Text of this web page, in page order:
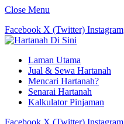
Close Menu
Facebook X (Twitter) Instagram
Laman Utama
Jual & Sewa Hartanah
Mencari Hartanah?
Senarai Hartanah
Kalkulator Pinjaman
Facebook X (Twitter) Instagram